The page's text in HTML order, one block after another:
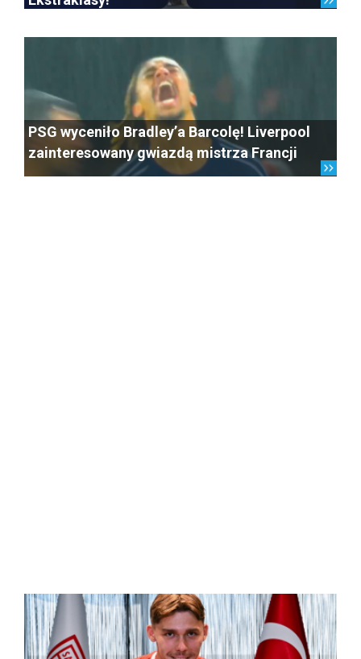
PSG wyceniło Bradley’a Barcolę! Liverpool
zainteresowany gwiazdą mistrza Francji